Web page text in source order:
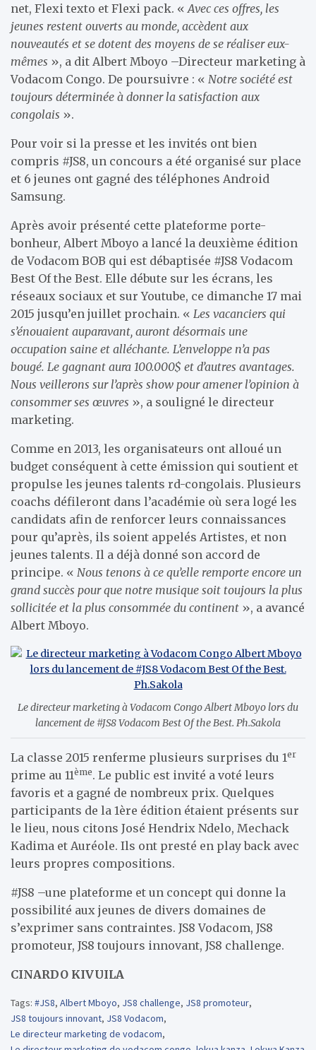
net, Flexi texto et Flexi pack. « Avec ces offres, les
jeunes restent ouverts au monde, accèdent aux
nouveautés et se dotent des moyens de se réaliser eux-
mêmes », a dit Albert Mboyo –Directeur marketing à
Vodacom Congo. De poursuivre : « Notre société est
toujours déterminée à donner la satisfaction aux
congolais ».
Pour voir si la presse et les invités ont bien
compris #JS8, un concours a été organisé sur place
et 6 jeunes ont gagné des téléphones Android
Samsung.
Après avoir présenté cette plateforme porte-
bonheur, Albert Mboyo a lancé la deuxième édition
de Vodacom BOB qui est débaptisée #JS8 Vodacom
Best Of the Best. Elle débute sur les écrans, les
réseaux sociaux et sur Youtube, ce dimanche 17 mai
2015 jusqu’en juillet prochain. « Les vacanciers qui
s’énouaient auparavant, auront désormais une
occupation saine et alléchante. L’enveloppe n’a pas
bougé. Le gagnant aura 100.000$ et d’autres avantages.
Nous veillerons sur l’après show pour amener l’opinion à
consommer ses œuvres », a souligné le directeur
marketing.
Comme en 2013, les organisateurs ont alloué un
budget conséquent à cette émission qui soutient et
propulse les jeunes talents rd-congolais. Plusieurs
coachs défileront dans l’académie où sera logé les
candidats afin de renforcer leurs connaissances
pour qu’après, ils soient appelés Artistes, et non
jeunes talents. Il a déjà donné son accord de
principe. « Nous tenons à ce qu’elle remporte encore un
grand succès pour que notre musique soit toujours la plus
sollicitée et la plus consommée du continent », a avancé
Albert Mboyo.
Le directeur marketing à Vodacom Congo Albert Mboyo lors du
lancement de #JS8 Vodacom Best Of the Best. Ph.Sakola
La classe 2015 renferme plusieurs surprises du 1er
prime au 11ème. Le public est invité a voté leurs
favoris et a gagné de nombreux prix. Quelques
participants de la 1ère édition étaient présents sur
le lieu, nous citons José Hendrix Ndelo, Mechack
Kadima et Auréole. Ils ont presté en play back avec
leurs propres compositions.
#JS8 –une plateforme et un concept qui donne la
possibilité aux jeunes de divers domaines de
s’exprimer sans contraintes. JS8 Vodacom, JS8
promoteur, JS8 toujours innovant, JS8 challenge.
CINARDO KIVUILA
Tags: #JS8, Albert Mboyo, JS8 challenge, JS8 promoteur,
JS8 toujours innovant, JS8 Vodacom,
Le directeur marketing de vodacom,